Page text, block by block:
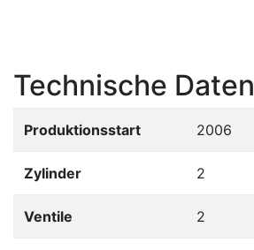
Technische Daten
Produktionsstart 2006
Zylinder 2
Ventile 2